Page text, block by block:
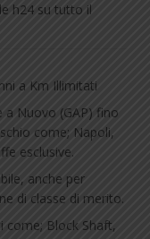
h24 su tutto il
a Km Illimitati
a Nuovo (GAP) fino
come; Napoli,
esclusive.
anche per
di classe di merito.
come; Block Shaft,